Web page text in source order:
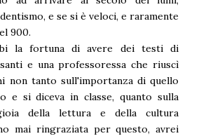
e se si è veloci, e raramente
900.
la fortuna di avere dei testi di
e una professoressa che riuscì
non tanto sull'importanza di quello
e si diceva in classe, quanto sulla
della lettura e della cultura
mai ringraziata per questo, avrei